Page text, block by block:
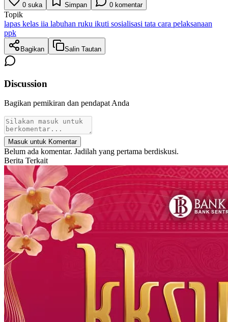
0 suka Simpan 0 komentar
Topik
lapas kelas iia labuhan ruku ikuti sosialisasi tata cara pelaksanaan
ppk
Bagikan Salin Tautan
Discussion
Bagikan pemikiran dan pendapat Anda
Masuk untuk Komentar
Belum ada komentar. Jadilah yang pertama berdiskusi.
Berita Terkait